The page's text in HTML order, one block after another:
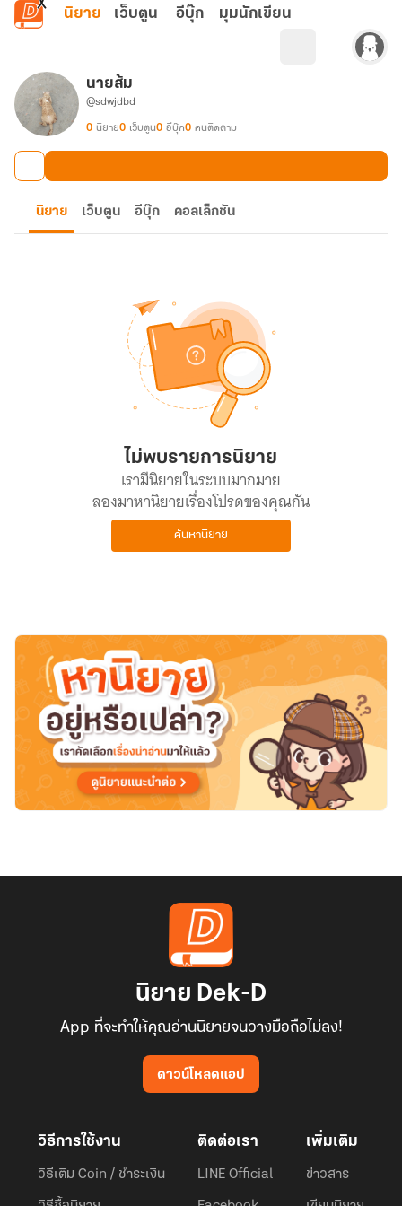
ข้ามไปยังเนื้อหาหลัก
นิยาย เว็บตูน อีบุ๊ก มุมนักเขียน
นายส้ม
@sdwjdbd
0 นิยาย0 เว็บตูน0 อีบุ๊ก0 คนติดตาม
นิยาย เว็บตูน อีบุ๊ก คอลเล็กชัน
ไม่พบรายการนิยาย
เรามีนิยายในระบบมากมาย
ลองมาหานิยายเรื่องโปรดของคุณกัน
ค้นหานิยาย
นิยาย Dek-D
App ที่จะทำให้คุณอ่านนิยายจนวางมือถือไม่ลง!
ดาวน์โหลดแอป
วิธีการใช้งาน
วิธีเติม Coin / ชำระเงิน
ติดต่อเรา
LINE Official
เพิ่มเติม
ข่าวสาร